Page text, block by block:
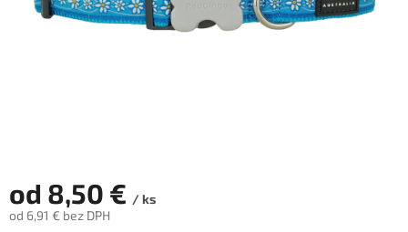
od 8,50 € / ks
od 6,91 € bez DPH